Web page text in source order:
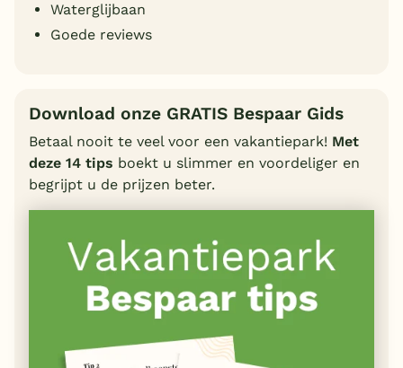
Waterglijbaan
Goede reviews
Download onze GRATIS Bespaar Gids
Betaal nooit te veel voor een vakantiepark! Met
deze 14 tips boekt u slimmer en voordeliger en
begrijpt u de prijzen beter.